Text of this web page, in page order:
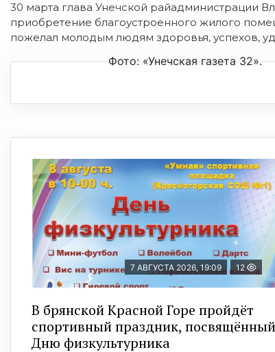
30 марта глава Унечской райадминистрации
приобретение благоустроенного жилого
пожелал молодым людям здоровья, успехов,
Фото: «Унечская газета 32».
7 АВГУСТА 2026, 19:09 12
В брянской Красной Горе пройдёт
спортивный праздник, посвящённый
Дню физкультурника